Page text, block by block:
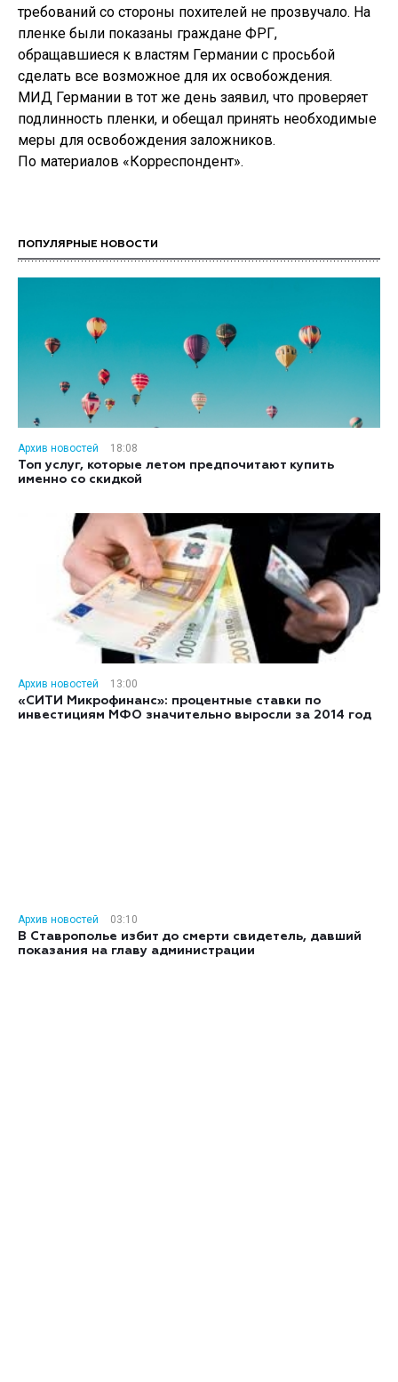
требований со стороны похителей не прозвучало. На
пленке были показаны граждане ФРГ,
обращавшиеся к властям Германии с просьбой
сделать все возможное для их освобождения.
МИД Германии в тот же день заявил, что проверяет
подлинность пленки, и обещал принять необходимые
меры для освобождения заложников.
По материалов «Корреспондент».
ПОПУЛЯРНЫЕ НОВОСТИ
Архив новостей
18:08
Топ услуг, которые летом предпочитают купить
именно со скидкой
Архив новостей
13:00
«СИТИ Микрофинанс»: процентные ставки по
инвестициям МФО значительно выросли за 2014 год
Архив новостей
03:10
В Ставрополье избит до смерти свидетель, давший
показания на главу администрации